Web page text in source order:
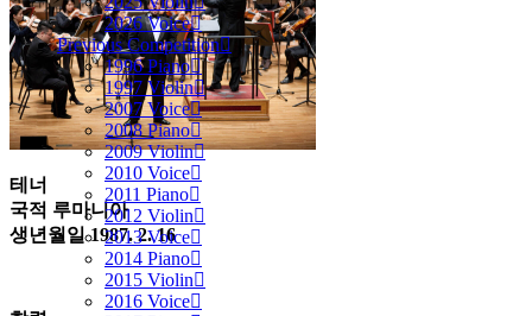
2026 Voice
Previous Competition
1996 Piano
1997 Violin
2007 Voice
2008 Piano
2009 Violin
2010 Voice
2011 Piano
2012 Violin
2013 Voice
2014 Piano
2015 Violin
2016 Voice
테너
국적 루마니아
생년월일 1987. 2. 16